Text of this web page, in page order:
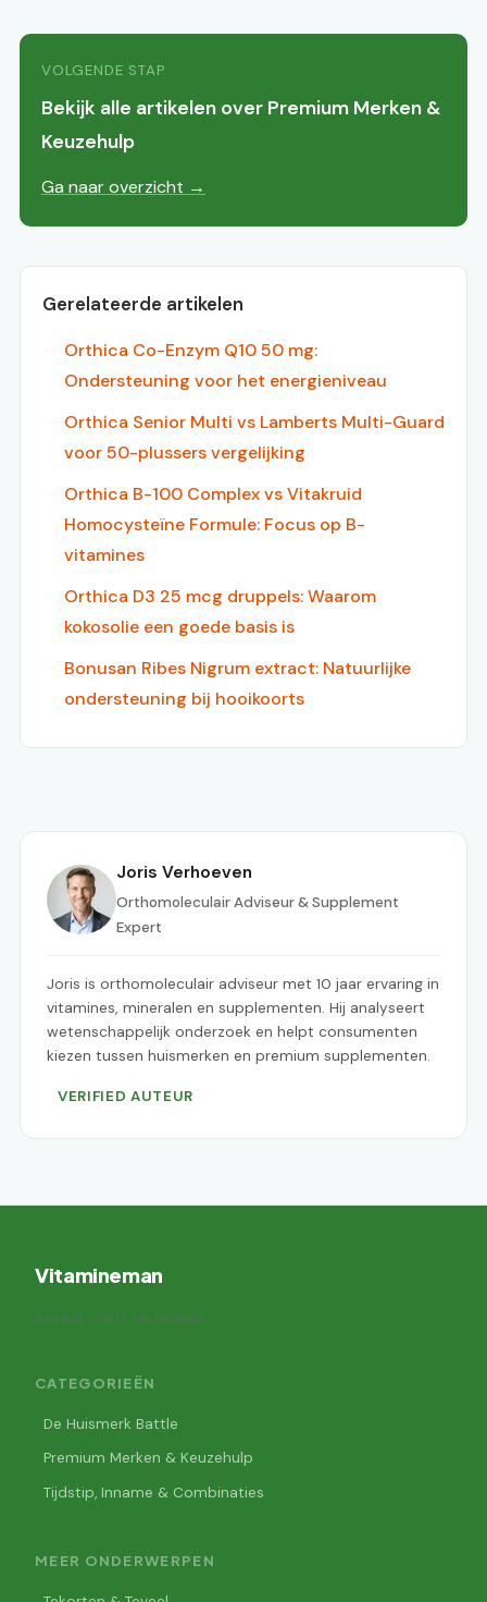
VOLGENDE STAP
Bekijk alle artikelen over Premium Merken &
Keuzehulp
Ga naar overzicht →
Gerelateerde artikelen
Orthica Co-Enzym Q10 50 mg:
Ondersteuning voor het energieniveau
Orthica Senior Multi vs Lamberts Multi-Guard
voor 50-plussers vergelijking
Orthica B-100 Complex vs Vitakruid
Homocysteïne Formule: Focus op B-
vitamines
Orthica D3 25 mcg druppels: Waarom
kokosolie een goede basis is
Bonusan Ribes Nigrum extract: Natuurlijke
ondersteuning bij hooikoorts
Joris Verhoeven
Orthomoleculair Adviseur & Supplement
Expert
Joris is orthomoleculair adviseur met 10 jaar ervaring in
vitamines, mineralen en supplementen. Hij analyseert
wetenschappelijk onderzoek en helpt consumenten
kiezen tussen huismerken en premium supplementen.
VERIFIED AUTEUR
Vitamineman
Auteur: Joris Verhoeven
CATEGORIEËN
De Huismerk Battle
Premium Merken & Keuzehulp
Tijdstip, Inname & Combinaties
MEER ONDERWERPEN